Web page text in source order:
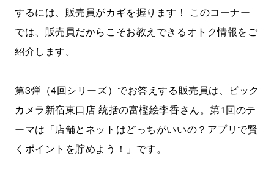
するには、販売員がカギを握ります！ このコーナー
では、販売員だからこそお教えできるオトク情報をご
紹介します。
第3弾（4回シリーズ）でお答えする販売員は、ビック
カメラ新宿東口店 統括の富樫絵李香さん。第1回のテ
ーマは「店舗とネットはどっちがいいの？アプリで賢
くポイントを貯めよう！」です。